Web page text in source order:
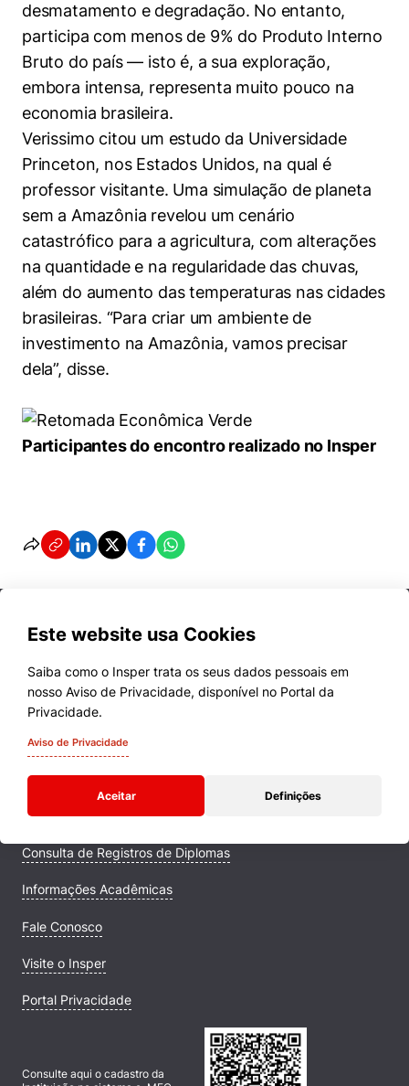
desmatamento e degradação. No entanto,
participa com menos de 9% do Produto Interno
Bruto do país — isto é, a sua exploração,
embora intensa, representa muito pouco na
economia brasileira.
Verissimo citou um estudo da Universidade
Princeton, nos Estados Unidos, na qual é
professor visitante. Uma simulação de planeta
sem a Amazônia revelou um cenário
catastrófico para a agricultura, com alterações
na quantidade e na regularidade das chuvas,
além do aumento das temperaturas nas cidades
brasileiras. “Para criar um ambiente de
investimento na Amazônia, vamos precisar
dela”, disse.
Participantes do encontro realizado no Insper
Este website usa Cookies
Saiba como o Insper trata os seus dados pessoais em
nosso Aviso de Privacidade, disponível no Portal da
Privacidade.
Aviso de Privacidade
Aceitar Definições
Cursos
Quem Somos
Comunidade Transforme
Campus
Consulta de Registros de Diplomas
Informações Acadêmicas
Fale Conosco
Visite o Insper
Portal Privacidade
Consulte aqui o cadastro da